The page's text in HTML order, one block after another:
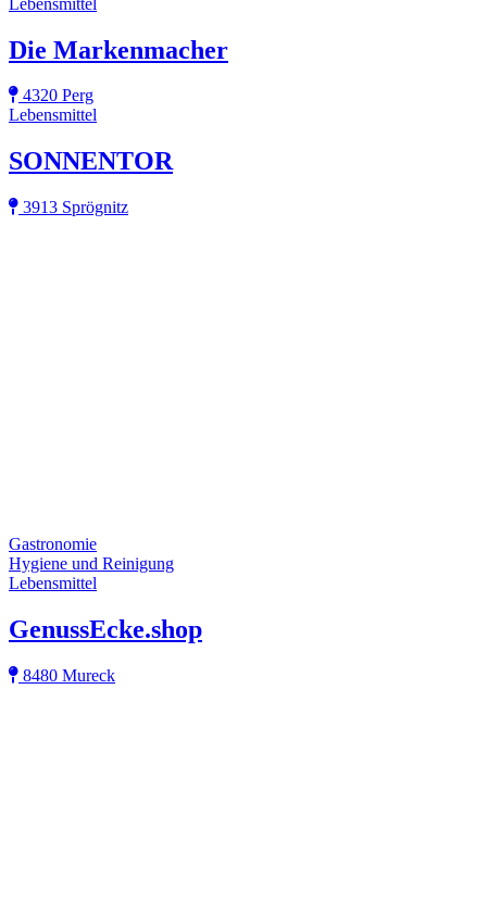
Die Markenmacher
4320 Perg
Lebensmittel
SONNENTOR
3913 Sprögnitz
Gastronomie
Hygiene und Reinigung
Lebensmittel
GenussEcke.shop
8480 Mureck